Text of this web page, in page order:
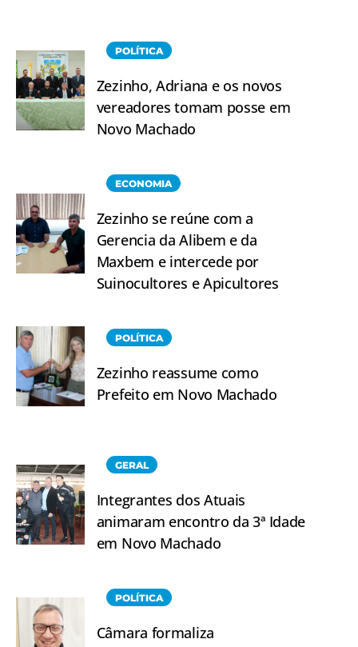
POLÍTICA
Zezinho, Adriana e os novos
vereadores tomam posse em
Novo Machado
ECONOMIA
Zezinho se reúne com a
Gerencia da Alibem e da
Maxbem e intercede por
Suinocultores e Apicultores
POLÍTICA
Zezinho reassume como
Prefeito em Novo Machado
GERAL
Integrantes dos Atuais
animaram encontro da 3ª Idade
em Novo Machado
POLÍTICA
Câmara formaliza